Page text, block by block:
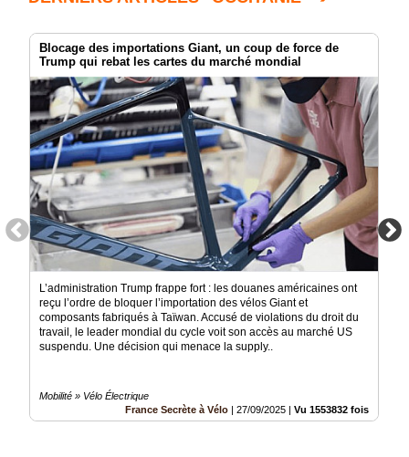
Blocage des importations Giant, un coup de force de
Trump qui rebat les cartes du marché mondial
L’administration Trump frappe fort : les douanes américaines ont
reçu l’ordre de bloquer l’importation des vélos Giant et
composants fabriqués à Taïwan. Accusé de violations du droit du
travail, le leader mondial du cycle voit son accès au marché US
suspendu. Une décision qui menace la supply..
Mobilité » Vélo Électrique
France Secrète à Vélo | 27/09/2025 | Vu 1553832 fois